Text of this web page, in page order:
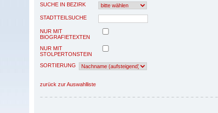
SUCHE IN BEZIRK
STADTTEILSUCHE
NUR MIT
BIOGRAFIETEXTEN
NUR MIT
STOLPERTONSTEIN
SORTIERUNG
zurück zur Auswahlliste